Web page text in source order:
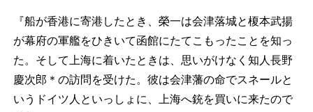
『船が香港に寄港したとき、榮一は会津落城と榎本武揚
が幕府の軍艦をひきいて函館にたてこもったことを知っ
た。そして上海に着いたときは、思いがけなく知人長野
慶次郎 ＊ の訪問を受けた。彼は会津藩の命でスネールと
いうドイツ人といっしょに、上海へ銃を買いに来たので